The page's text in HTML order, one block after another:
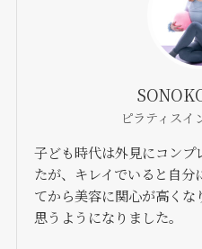
ピラティスイ
子ども時代は外見にコンプ
たが、キレイでいると自分
てから美容に関心が高くな
思うようになりました。